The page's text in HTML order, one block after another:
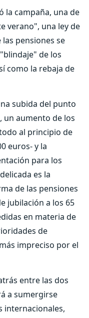
la campaña, una de
verano", una ley de
pensiones se
de los
como la rebaja de
subida del punto
un aumento de los
al principio de
euros- y la
para los
es la
de las pensiones
jubilación a los 65
en materia de
de
impreciso por el
entre las dos
a sumergirse
internacionales,